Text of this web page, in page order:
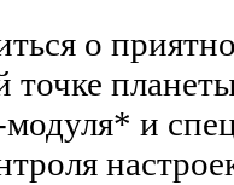
о
точке
и